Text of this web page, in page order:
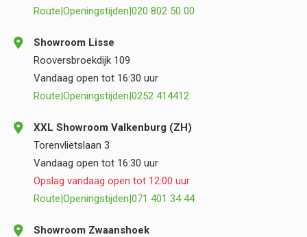
Route|Openingstijden|020 802 50 00
Showroom Lisse
Rooversbroekdijk 109
Vandaag open tot 16:30 uur
Route|Openingstijden|0252 414412
XXL Showroom Valkenburg (ZH)
Torenvlietslaan 3
Vandaag open tot 16:30 uur
Opslag vandaag open tot 12:00 uur
Route|Openingstijden|071 401 34 44
Showroom Zwaanshoek